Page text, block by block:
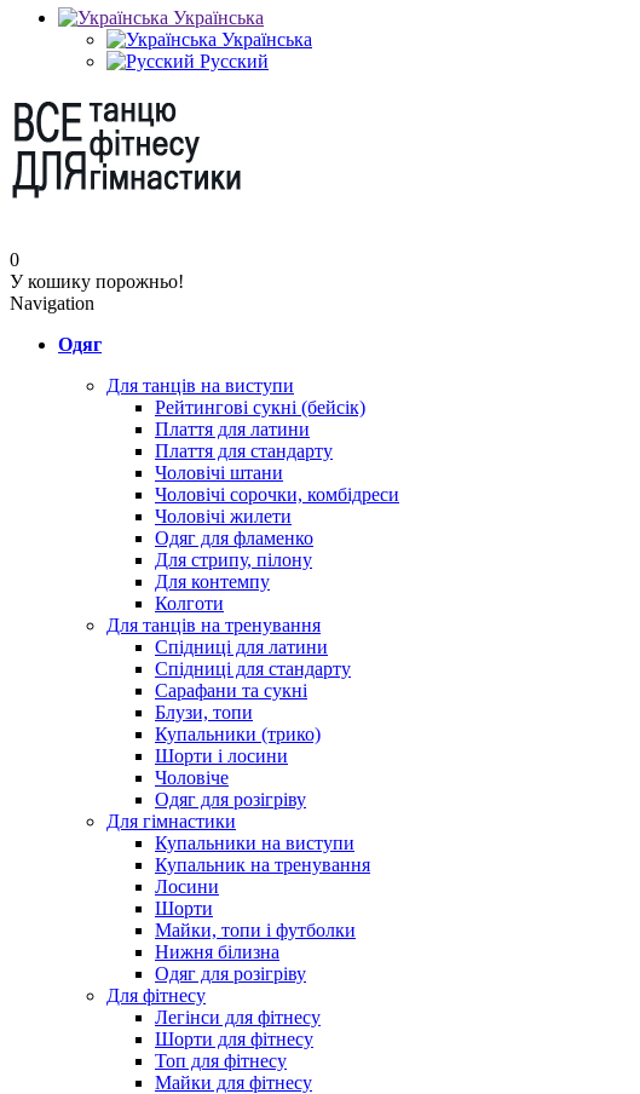
Українська
Українська
Русский
0
У кошику порожньо!
Navigation
Одяг
Для танців на виступи
Рейтингові сукні (бейсік)
Плаття для латини
Плаття для стандарту
Чоловічі штани
Чоловічі сорочки, комбідреси
Чоловічі жилети
Одяг для фламенко
Для стрипу, пілону
Для контемпу
Колготи
Для танців на тренування
Спідниці для латини
Спідниці для стандарту
Сарафани та сукні
Блузи, топи
Купальники (трико)
Шорти і лосини
Чоловіче
Одяг для розігріву
Для гімнастики
Купальники на виступи
Купальник на тренування
Лосини
Шорти
Майки, топи і футболки
Нижня білизна
Одяг для розігріву
Для фітнесу
Легінси для фітнесу
Шорти для фітнесу
Топ для фітнесу
Майки для фітнесу